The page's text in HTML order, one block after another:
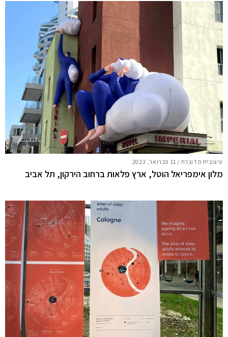
עיצובית מדוברת / 11 פברואר, 2023
מלון אימפריאל הוטל, ארץ פלאות ברחוב הירקון, תל אביב